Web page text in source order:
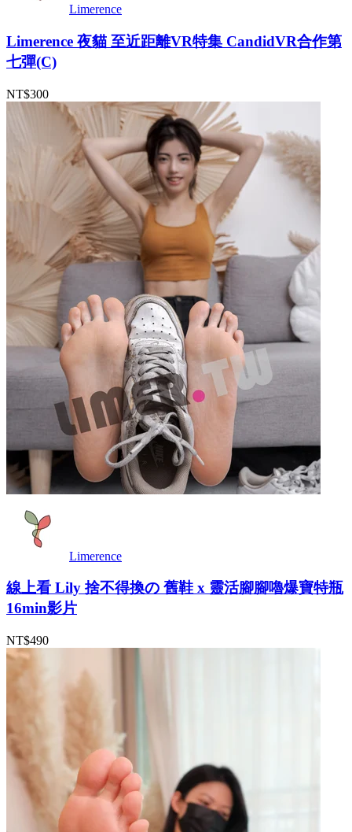
Limerence
Limerence 夜貓 至近距離VR特集 CandidVR合作第
七彈(C)
NT$300
Limerence
線上看 Lily 捨不得換の 舊鞋 x 靈活腳腳嚕爆寶特瓶
16min影片
NT$490